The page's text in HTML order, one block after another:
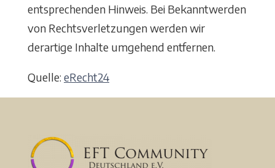
entsprechenden Hinweis. Bei Bekanntwerden
von Rechtsverletzungen werden wir
derartige Inhalte umgehend entfernen.
Quelle: eRecht24